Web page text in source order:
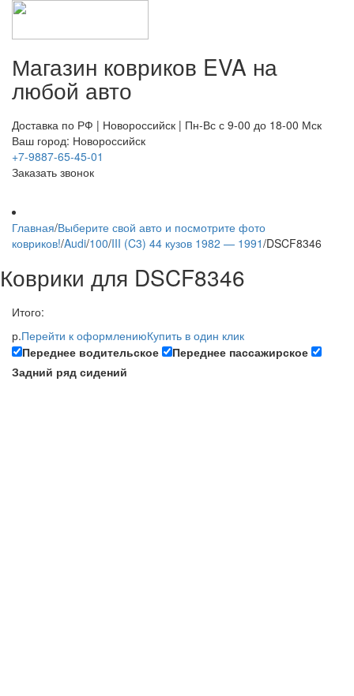
Магазин ковриков EVA ​на
любой авто
Доставка по РФ | Новороссийск | Пн-Вс с 9-00 до 18-00 Мск
Ваш город: Новороссийск
+7-9887-65-45-01
Заказать звонок
Главная/Выберите свой авто и посмотрите фото
ковриков!/Audi/100/III (C3) 44 кузов 1982 — 1991/DSCF8346
Коврики для DSCF8346
Итого:
р.Перейти к оформлениюКупить в один клик
Переднее водительское
Переднее пассажирское
Задний ряд сидений